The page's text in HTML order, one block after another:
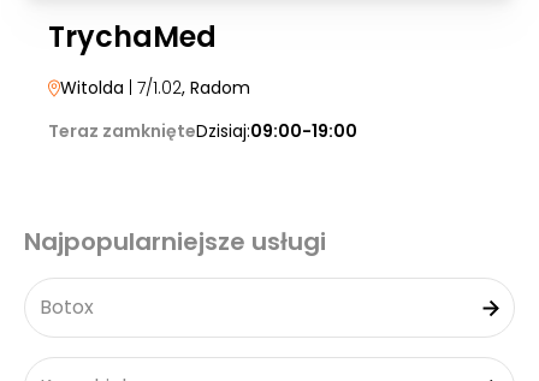
TrychaMed
Witolda | 7/1.02, Radom
Teraz zamknięteDzisiaj:09:00-19:00
Najpopularniejsze usługi
Botox